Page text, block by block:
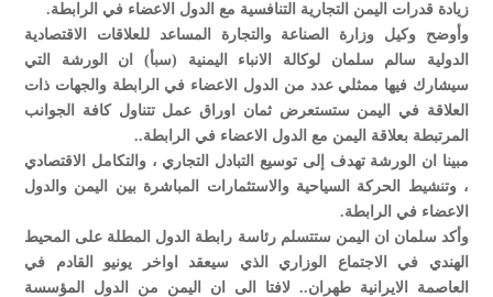
زيادة قدرات اليمن التجارية التنافسية مع الدول الاعضاء في الرابطة.
وأوضح وكيل وزارة الصناعة والتجارة المساعد للعلاقات الاقتصادية
الدولية سالم سلمان لوكالة الانباء اليمنية (سبأ) ان الورشة التي
سيشارك فيها ممثلي عدد من الدول الاعضاء في الرابطة والجهات ذات
العلاقة في اليمن ستستعرض ثمان اوراق عمل تتناول كافة الجوانب
المرتبطة بعلاقة اليمن مع الدول الاعضاء في الرابطة..
مبينا ان الورشة تهدف إلى توسيع التبادل التجاري ، والتكامل الاقتصادي
، وتنشيط الحركة السياحية والاستثمارات المباشرة بين اليمن والدول
الاعضاء في الرابطة.
وأكد سلمان ان اليمن ستتسلم رئاسة رابطة الدول المطلة على المحيط
الهندي في الاجتماع الوزاري الذي سيعقد اواخر يونيو القادم في
العاصمة الايرانية طهران.. لافتا الى ان اليمن من الدول المؤسسة